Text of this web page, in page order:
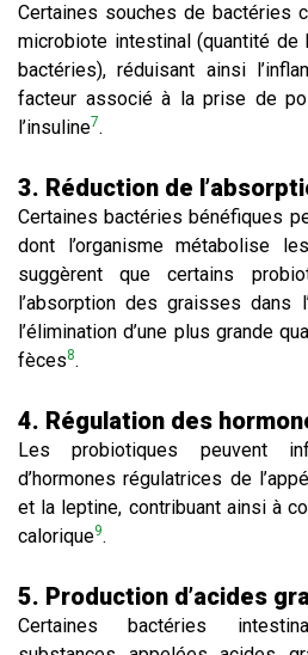
Certaines souches de bactéries
microbiote intestinal (quantité de
bactéries), réduisant ainsi
facteur associé à la prise de
l’insuline7.
3. Réduction de
Certaines bactéries bénéfiques
dont l’organisme métabolise
suggèrent que certains
l’absorption des graisses dans
l’élimination d’une plus grande
fèces8.
4. Régulation des
Les probiotiques peuvent
d’hormones régulatrices de
et la leptine, contribuant ainsi à
calorique9.
5. Production d’acides
Certaines bactéries